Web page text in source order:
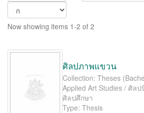
Now showing items 1-2 of 2
ศิลปภาพแขวน
Collection: Theses
Applied Art Studies / ศิล
ศิลปศึกษา
Type: Thesis